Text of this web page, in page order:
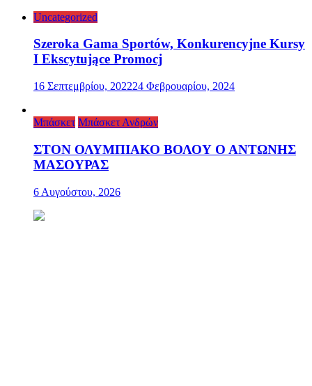
Uncategorized
Szeroka Gama Sportów, Konkurencyjne Kursy
I Ekscytujące Promocj
16 Σεπτεμβρίου, 202224 Φεβρουαρίου, 2024
Μπάσκετ Μπάσκετ Ανδρών
ΣΤΟΝ ΟΛΥΜΠΙΑΚΟ ΒΟΛΟΥ Ο ΑΝΤΩΝΗΣ
ΜΑΣΟΥΡΑΣ
6 Αυγούστου, 2026